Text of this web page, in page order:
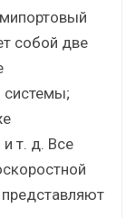
собой две
системы;
т. д. Все